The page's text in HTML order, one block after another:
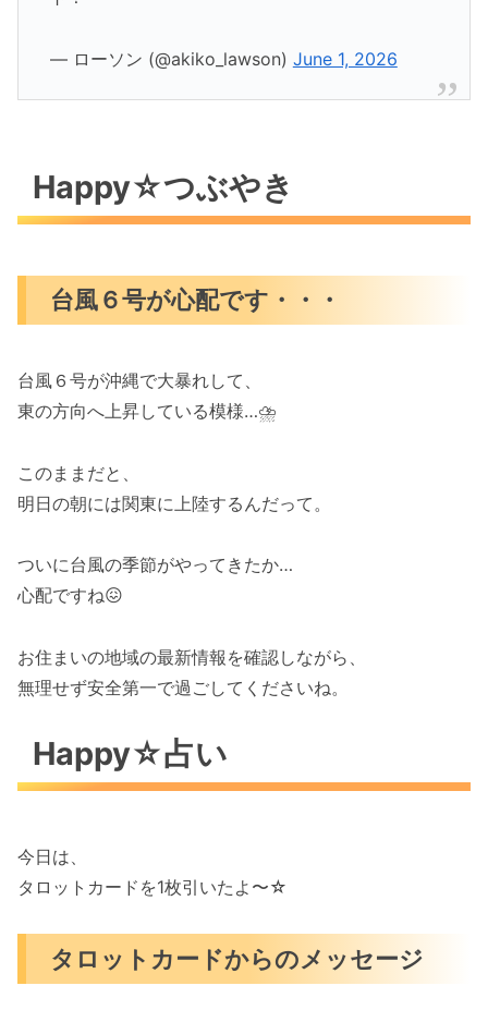
— ローソン (@akiko_lawson) June 1, 2026
Happy☆つぶやき
台風６号が心配です・・・
台風６号が沖縄で大暴れして、
東の方向へ上昇している模様…⛈️
このままだと、
明日の朝には関東に上陸するんだって。
ついに台風の季節がやってきたか…
心配ですね😖
お住まいの地域の最新情報を確認しながら、
無理せず安全第一で過ごしてくださいね。
Happy☆占い
今日は、
タロットカードを1枚引いたよ〜☆
タロットカードからのメッセージ